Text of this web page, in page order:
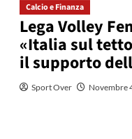
Calcio e Finanza
Lega Volley
«Italia sul
il supporto
Sport Over Novembre